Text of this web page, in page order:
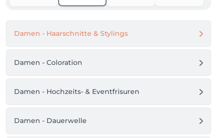
Damen - Haarschnitte & Stylings
Damen - Coloration
Damen - Hochzeits- & Eventfrisuren
Damen - Dauerwelle